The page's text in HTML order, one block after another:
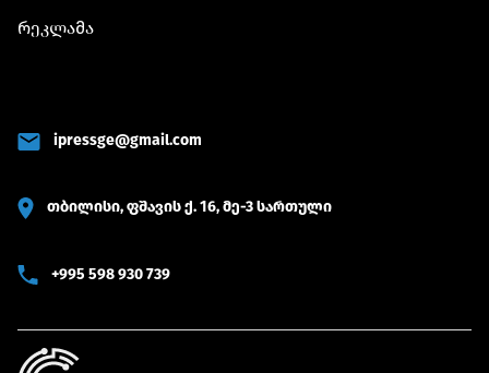
რეკლამა
ipressge@gmail.com
თბილისი, ფშავის ქ. 16, მე-3 სართული
+995 598 930 739